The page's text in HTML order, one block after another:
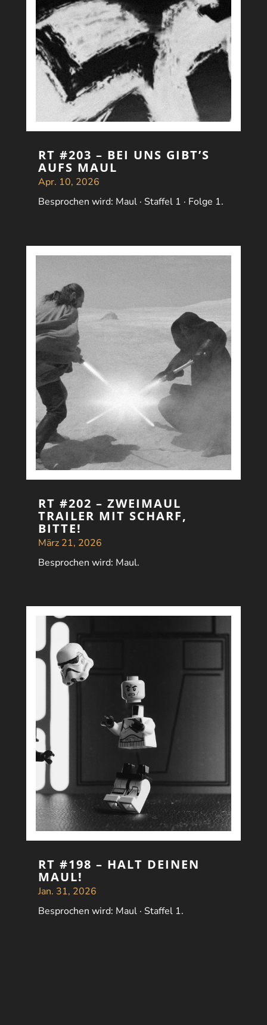
RT #203 – BEI UNS GIBT’S
AUFS MAUL
Apr. 10, 2026
Besprochen wird: Maul · Staffel 1 · Folge 1.
RT #202 – ZWEIMAUL
TRAILER MIT SCHARF,
BITTE!
März 21, 2026
Besprochen wird: Maul.
RT #198 – HALT DEINEN
MAUL!
Jan. 31, 2026
Besprochen wird: Maul · Staffel 1.